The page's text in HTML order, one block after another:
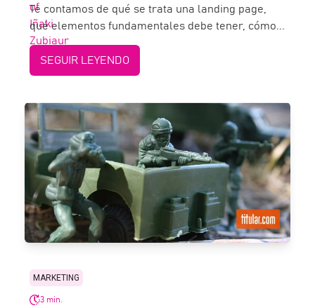
Te contamos de qué se trata una landing page,
qué elementos fundamentales debe tener, cómo...
SEGUIR LEYENDO
MARKETING
3 min.